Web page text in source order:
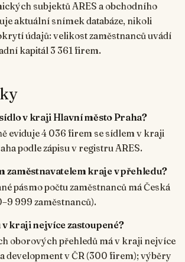
subjektů ARES a obchodního
aktuální snímek databáze, nikoli
údajů: velikost zaměstnanců uvádí
kapitál 3 361 firem.
v kraji Hlavní město Praha?
eviduje 4 036 firem se sídlem v kraji
podle zápisu v registru ARES.
zaměstnavatelem kraje v přehledu?
pásmo počtu zaměstnanců má Česká
999 zaměstnanců).
kraji nejvíce zastoupené?
oborových přehledů má v kraji nejvíce
development v ČR (300 firem); výběry